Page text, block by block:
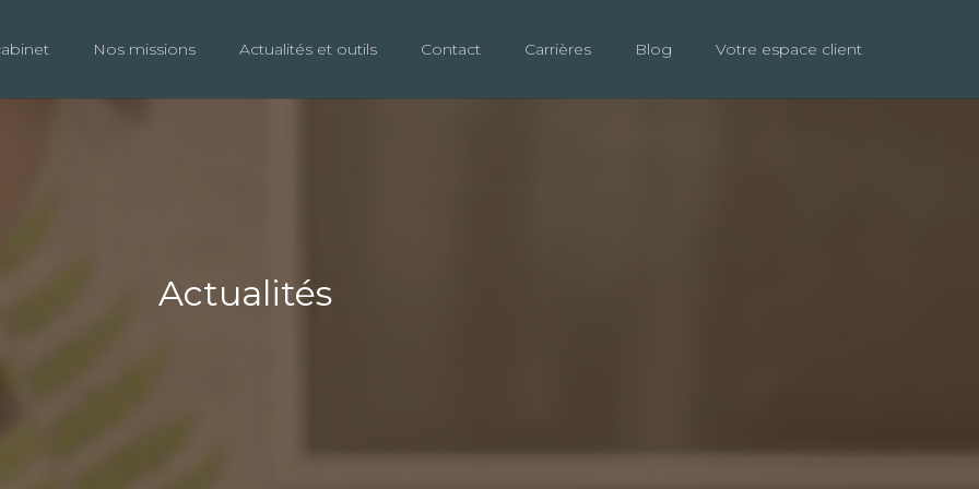
Nos missions Actualités et outils Contact Carrières Blog Votre espace client
Actualités